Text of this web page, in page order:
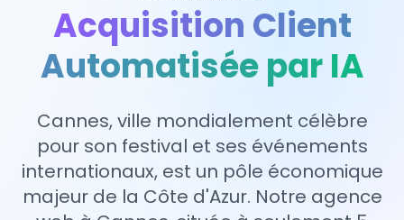
Acquisition Client
Automatisée par IA
Cannes, ville mondialement célèbre
pour son festival et ses événements
internationaux, est un pôle économique
majeur de la Côte d'Azur. Notre agence